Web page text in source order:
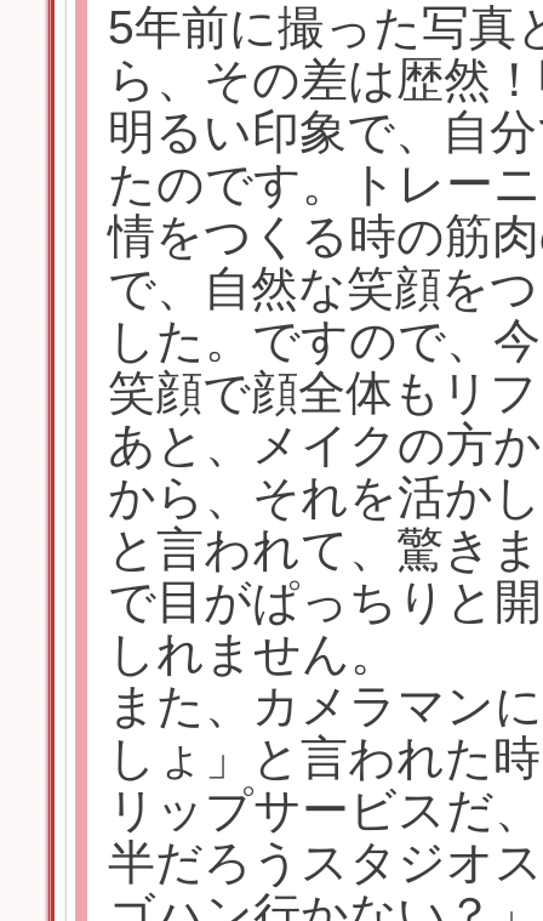
5年前に撮った写真
ら、その差は歴然
明るい印象で、自
たのです。トレー
情をつくる時の筋
で、自然な笑顔を
した。ですので、
笑顔で顔全体もリ
あと、メイクの方
から、それを活か
と言われて、驚き
で目がぱっちりと
しれません。
また、カメラマン
しょ」と言われた
リップサービスだ
半だろうスタジオ